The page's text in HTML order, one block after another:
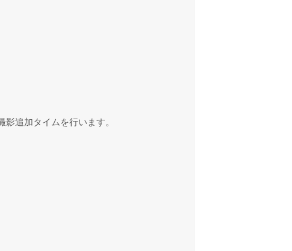
追加タイムを行います。